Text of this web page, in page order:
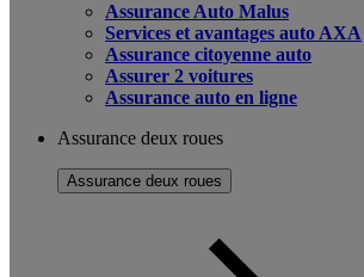
Assurance Auto Malus
Services et avantages auto AXA
Assurance citoyenne auto
Assurer 2 voitures
Assurance auto en ligne
Assurance deux roues
Assurance deux roues